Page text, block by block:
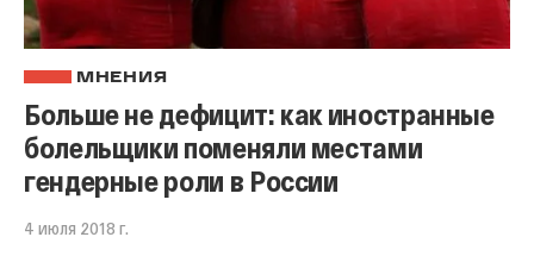
МНЕНИЯ
Больше не дефицит: как иностранные
болельщики поменяли местами
гендерные роли в России
4 июля 2018 г.